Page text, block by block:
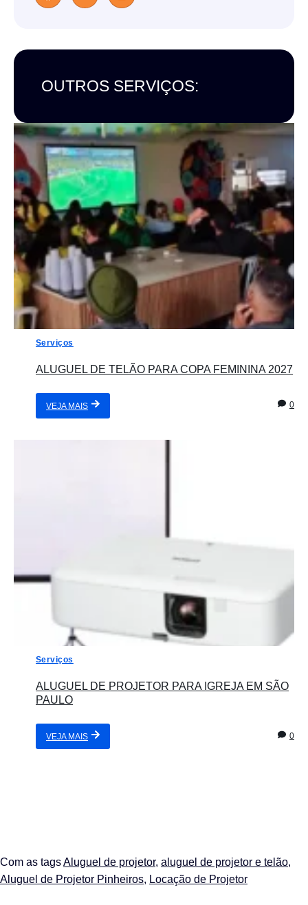
OUTROS SERVIÇOS:
Serviços
ALUGUEL DE TELÃO PARA COPA FEMININA 2027
VEJA MAIS 0
Serviços
ALUGUEL DE PROJETOR PARA IGREJA EM SÃO
PAULO
VEJA MAIS 0
Com as tagsAluguel de projetor, aluguel de projetor e telão,
Aluguel de Projetor Pinheiros, Locação de Projetor